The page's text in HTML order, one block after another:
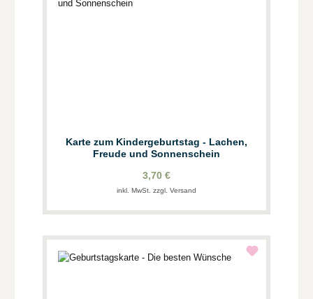
Karte zum Kindergeburtstag - Lachen,
Freude und Sonnenschein
3,70 €
inkl. MwSt. zzgl. Versand